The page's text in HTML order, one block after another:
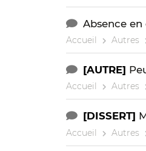
Absence
Accueil Autres
[AUTRE]
Accueil Autres
[DISSERT]
Accueil Autres